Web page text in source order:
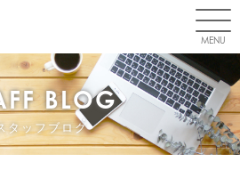
MENU
BLOG
タッフブログ